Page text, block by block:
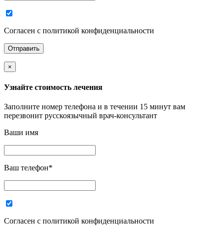
Согласен с политикой конфиденциальности
×
Узнайте стоимость лечения
Заполните номер телефона и в течении 15 минут вам
перезвонит русскоязычный врач-консультант
Ваши имя
Ваш телефон*
Согласен с политикой конфиденциальности